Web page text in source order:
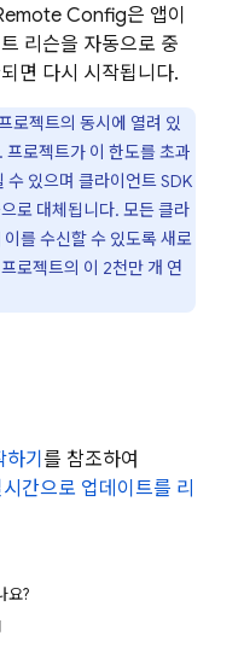
Config은 앱이
리슨을 자동으로 중
면 다시 시작됩니다.
로젝트의 동시에 열려 있
로젝트가 이 한도를 초과
수 있으며 클라이언트 SDK
로 대체됩니다. 모든 클라
를 수신할 수 있도록 새로
로젝트의 이 2천만 개 연
기 를 참조하여
간으로 업데이트를 리
요?